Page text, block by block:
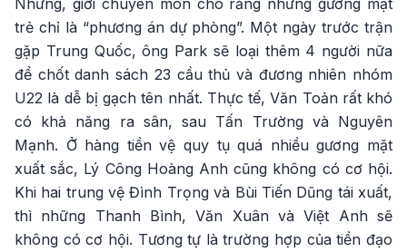
Nhưng, giới chuyên môn cho rằng những gương mặt
trẻ chỉ là “phương án dự phòng”. Một ngày trước trận
gặp Trung Quốc, ông Park sẽ loại thêm 4 người nữa
để chốt danh sách 23 cầu thủ và đương nhiên nhóm
U22 là dễ bị gạch tên nhất. Thực tế, Văn Toản rất khó
có khả năng ra sân, sau Tấn Trường và Nguyên
Mạnh. Ở hàng tiền vệ quy tụ quá nhiều gương mặt
xuất sắc, Lý Công Hoàng Anh cũng không có cơ hội.
Khi hai trung vệ Đình Trọng và Bùi Tiến Dũng tái xuất,
thì những Thanh Bình, Văn Xuân và Việt Anh sẽ
không có cơ hội. Tương tự là trường hợp của tiền đạo